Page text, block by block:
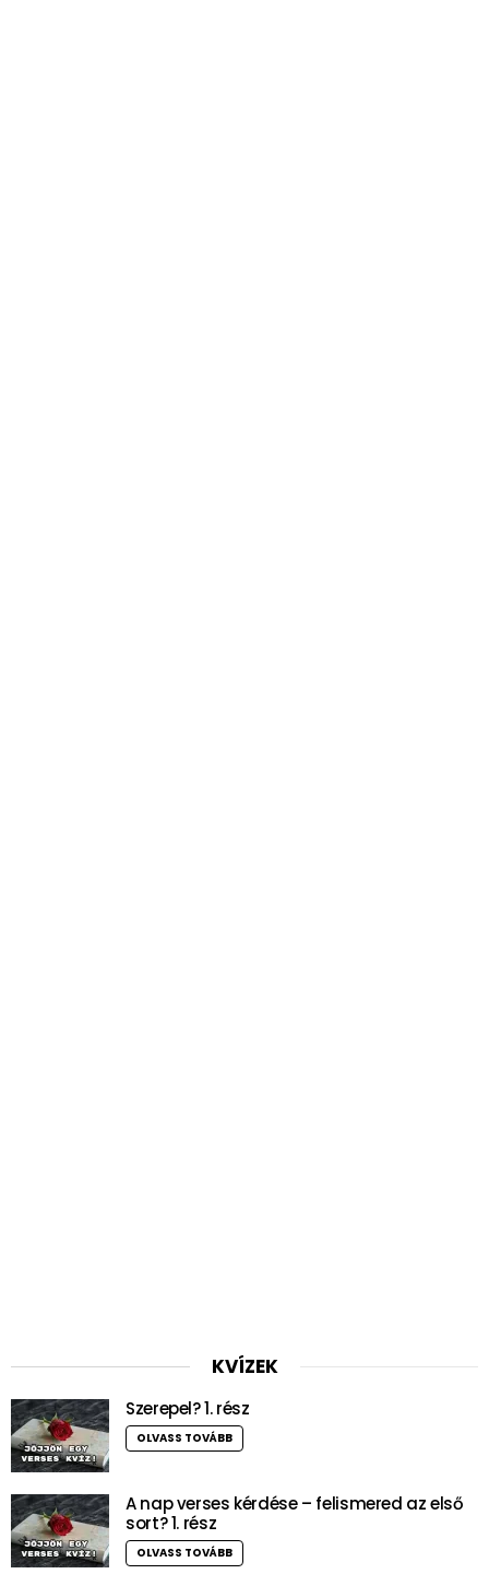
KVÍZEK
Szerepel? 1. rész
OLVASS TOVÁBB
A nap verses kérdése – felismered az első
sort? 1. rész
OLVASS TOVÁBB